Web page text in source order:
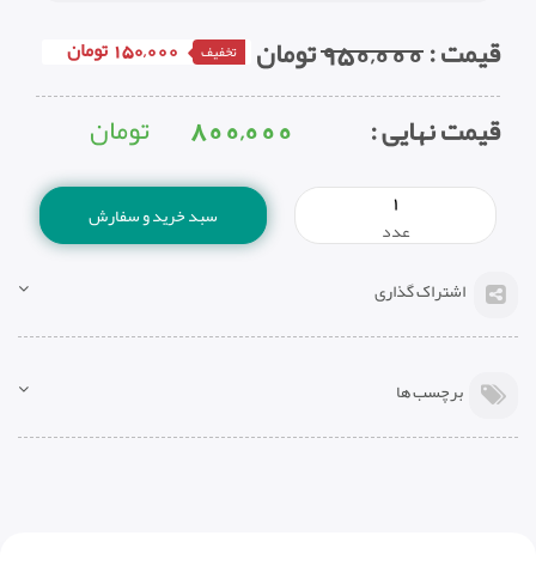
قیمت:
950,000تومان تخفیف 150,000 تومان
قیمت نهایی : 800,000 تومان
سبد خرید و سفارش عدد
اشتراک گذاری
برچسب ها